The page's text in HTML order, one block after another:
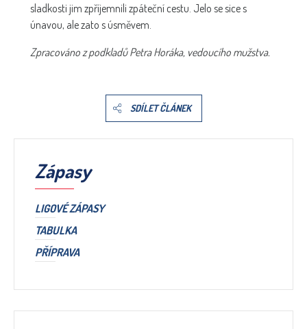
sladkosti jim zpříjemnili zpáteční cestu. Jelo se sice s
únavou, ale zato s úsměvem.
Zpracováno z podkladů Petra Horáka, vedoucího mužstva.
SDÍLET ČLÁNEK
Zápasy
LIGOVÉ ZÁPASY
TABULKA
PŘÍPRAVA